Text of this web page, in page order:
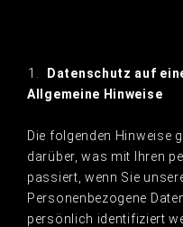
Datenschutz auf
Allgemeine Hinweise
Die folgenden Hinweise
darüber, was mit Ihren
passiert, wenn Sie
Personenbezogene
persönlich identifiziert